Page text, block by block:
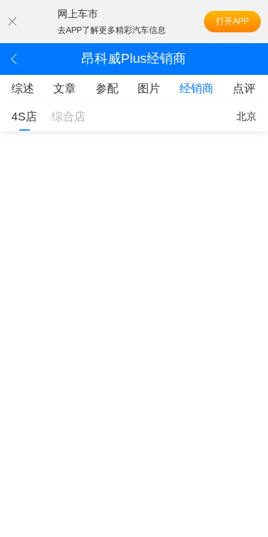
网上车市
去APP了解更多精彩汽车信息
打开APP
昂科威Plus经销商
综述 文章 参配 图片 经销商 点评
4S店 综合店 北京